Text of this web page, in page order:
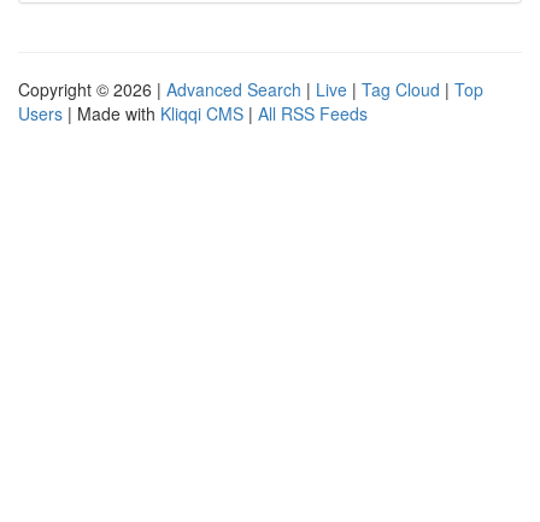
Copyright © 2026 | Advanced Search | Live | Tag Cloud | Top
Users | Made with Kliqqi CMS | All RSS Feeds